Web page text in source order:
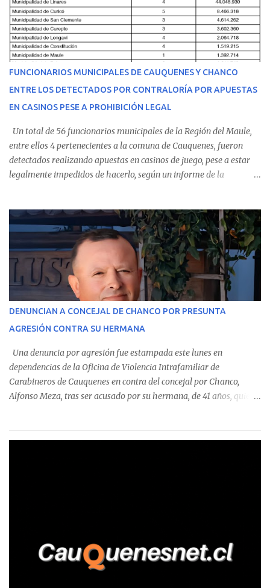
Regional de Talca y dado la urgencia la ambulancia partió hacia
Talca con escolta de Carabineros. En medio del traslado, el
estudiante de medicina de 25 años, se agravó y pese a los esfuerzos
del personal de emergencia terminó falleciendo, sin alcanzar a
recibir atención especializada en el centro de destino. Apenas se
conoció la gravedad de su condición, sus padres —residentes en
Villarrica— se trasladaron a Cauquenes con la esperanza de una
evolución favorable. No obstante, alrededo...
FUNCIONARIOS MUNICIPALES DE CAUQUENES Y CHANCO
ENTRE LOS DETECTADOS POR CONTRALORÍA POR APUESTAS
EN CASINOS PESE A PROHIBICIÓN LEGAL
Un total de 56 funcionarios municipales de la Región del Maule,
entre ellos 4 pertenecientes a la comuna de Cauquenes, fueron
detectados realizando apuestas en casinos de juego, pese a estar
legalmente impedidos de hacerlo, según un informe de la
estableció que estos funcionarios —quienes administran o
custodian fondos públicos— efectuaron transacciones por un
monto total de $116.075.918 entre enero de 2024 y junio de 2025.
En el detalle regional, se indica que en la comuna de Cauquenes se
identificó a cuatro funcionarios involucrados en este tipo de
operaciones. Asimismo, se precisa que uno de los casos
corresponde a un funcionario de la Municipalidad de Chanco,
detectaron incumplimientos a la normativa vigente. El informe
precisa que la mayor cantidad de dinero apostado se registró en
Talca, donde...
DENUNCIAN A CONCEJAL DE CHANCO POR PRESUNTA
AGRESIÓN CONTRA SU HERMANA
Una denuncia por agresión fue estampada este lunes en
dependencias de la Oficina de Violencia Intrafamiliar de
Carabineros de Cauquenes en contra del concejal por Chanco,
Alfonso Meza, tras ser acusado por su hermana, de 41 años, quien
relató que los hechos ocurrieron cerca de las 11:30 horas en el
trabajadores, el edil descendió del vehículo y, en medio de la
confrontación, la habría tomado de los hombros, empujado al
suelo y agredido con golpes de pies y manos, mientr...